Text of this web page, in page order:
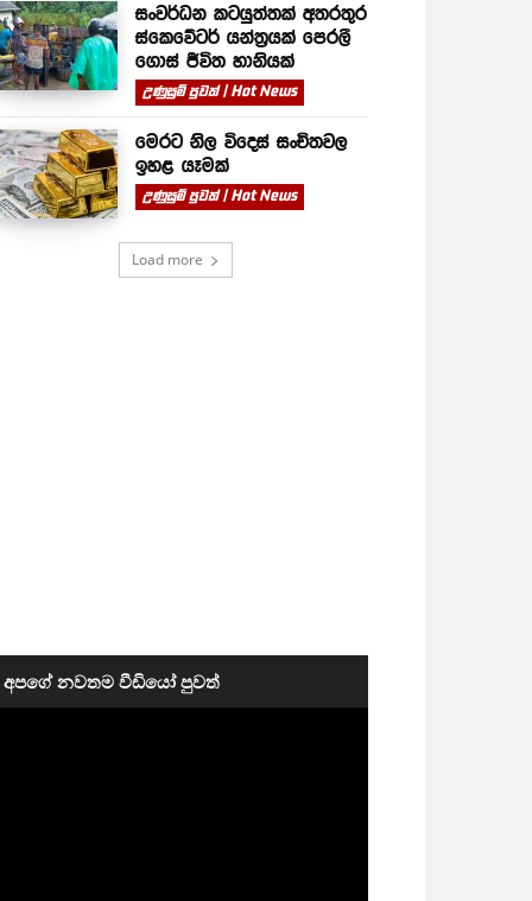
සංවර්ධන කටයුත්තක් අතරතුර
ස්කෙවේටර් යන්ත්‍රයක් පෙරලී
ගොස් ජීවිත හානියක්
උණුසුම් පුවත් | Hot News
මෙරට නිල විදෙස් සංචිතවල
ඉහළ යෑමක්
උණුසුම් පුවත් | Hot News
Load more
අපගේ නවතම වීඩියෝ පුවත්